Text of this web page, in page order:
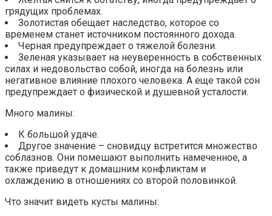
грядущих проблемах.
Золотистая обещает наследство, которое со
временем станет источником постоянного дохода.
Черная предупреждает о тяжелой болезни.
Зеленая указывает на неуверенность в собственных
силах и недовольство собой, иногда на болезнь или
негативное влияние плохого человека. А еще такой сон
предупреждает о физической и душевной усталости.
Много малины:
К большой удаче.
Другое значение – сновидцу встретится множество
соблазнов. Они помешают выполнить намеченное, а
также приведут к домашним конфликтам и
охлаждению в отношениях со второй половинкой.
Что значит видеть кусты малины: